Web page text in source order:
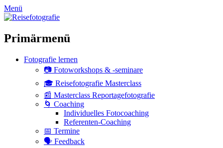
zum
Inhalt
Menü
Primärmenü
Fotografie lernen
📷 Fotoworkshops & -seminare
🎓 Reisefotografie Masterclass
📰 Masterclass Reportagefotografie
🌀 Coaching
Individuelles Fotocoaching
Referenten-Coaching
📅 Termine
🗣 Feedback